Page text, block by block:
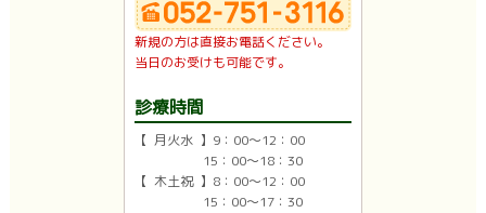
新規の方は直接お電話ください。
当日のお受けも可能です。
診療時間
【 月火水 】9：00〜12：00
15：00〜18：30
【 木土祝 】8：00〜12：00
15：00〜17：30